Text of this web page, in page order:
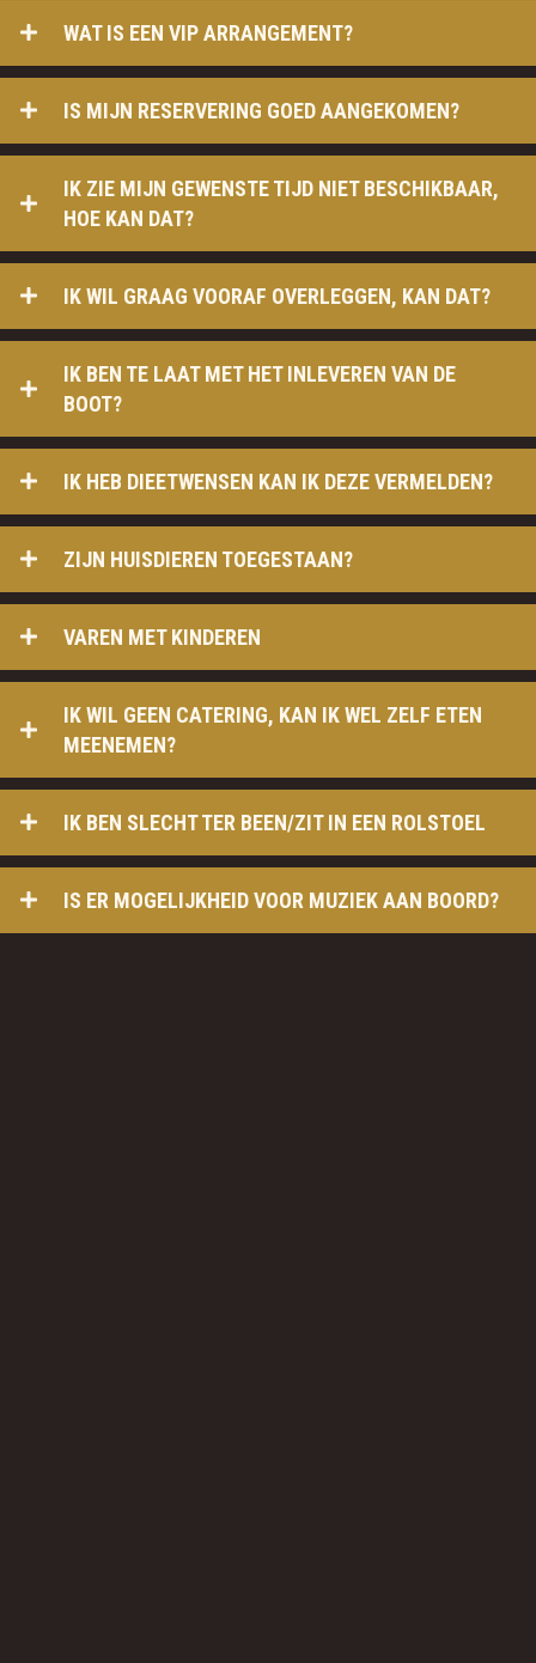
WAT IS EEN VIP ARRANGEMENT?
IS MIJN RESERVERING GOED AANGEKOMEN?
IK ZIE MIJN GEWENSTE TIJD NIET BESCHIKBAAR,
HOE KAN DAT?
IK WIL GRAAG VOORAF OVERLEGGEN, KAN DAT?
IK BEN TE LAAT MET HET INLEVEREN VAN DE
BOOT?
IK HEB DIEETWENSEN KAN IK DEZE VERMELDEN?
ZIJN HUISDIEREN TOEGESTAAN?
VAREN MET KINDEREN
IK WIL GEEN CATERING, KAN IK WEL ZELF ETEN
MEENEMEN?
IK BEN SLECHT TER BEEN/ZIT IN EEN ROLSTOEL
IS ER MOGELIJKHEID VOOR MUZIEK AAN BOORD?